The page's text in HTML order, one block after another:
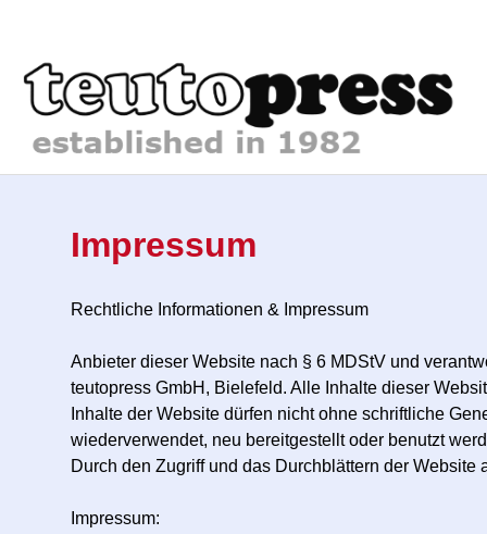
Impressum
Rechtliche Informationen & Impressum
Anbieter dieser Website nach § 6 MDStV und
teutopress GmbH, Bielefeld. Alle Inhalte dieser
Inhalte der Website dürfen nicht ohne schriftliche
wiederverwendet, neu bereitgestellt oder benutzt
Durch den Zugriff und das Durchblättern der
Impressum: